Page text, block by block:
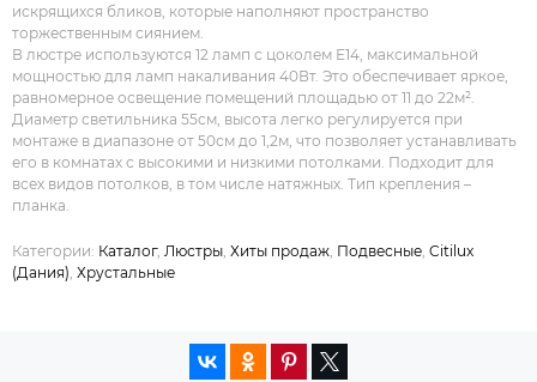
искрящихся бликов, которые наполняют пространство
торжественным сиянием.
В люстре используются 12 ламп с цоколем Е14, максимальной
мощностью для ламп накаливания 40Вт. Это обеспечивает яркое,
равномерное освещение помещений площадью от 11 до 22м².
Диаметр светильника 55см, высота легко регулируется при
монтаже в диапазоне от 50см до 1,2м, что позволяет устанавливать
его в комнатах с высокими и низкими потолками. Подходит для
всех видов потолков, в том числе натяжных. Тип крепления –
планка.
Категории: Каталог, Люстры, Хиты продаж, Подвесные, Citilux
(Дания), Хрустальные